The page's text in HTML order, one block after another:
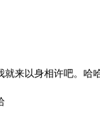
就来以身相许吧。哈